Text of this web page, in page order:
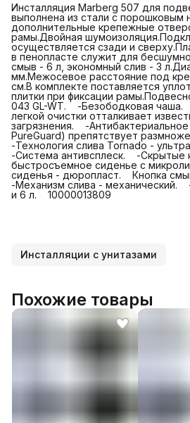
Инсталляция Marberg 507 для
выполнена из стали с порошковым
дополнительные крепежные
рамы.Двойная шумоизоляция.
осуществляется сзади и сверху.
в пенопласте служит для
смыв - 6 л, экономный слив - 3 л.
мм.Межосевое расстояние под
см.В комплекте поставляется
плитки при фиксации рамы.
043 GL-WT. -Безободковая чаша.
легкой очистки отталкивает
загрязнения. -
PureGuard) препятствует
-Технология слива Tornado -
-Система антивсплеск. -Скрытые
быстросъемное сиденье с
сиденья - дюропласт. Кнопка
-Механизм слива -
и 6 л. 10000013809
Инсталляции с унитазами
Похожие товары